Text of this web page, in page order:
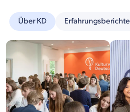
Über KD Erfahrungsberichte